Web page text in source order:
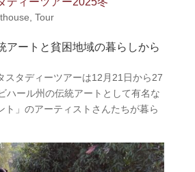
Tour
アートと貧困地域の暮らしから
スタディーツアーは12月21日から27
ハール州の伝統アートとして有名な
ト」のアーティストさんたちが暮ら